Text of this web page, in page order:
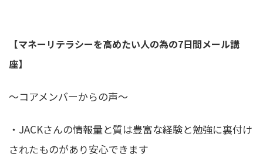
【マネーリテラシーを高めたい人の為の7日間メール講
座】
〜コアメンバーからの声〜
・JACKさんの情報量と質は豊富な経験と勉強に裏付け
されたものがあり安心できます